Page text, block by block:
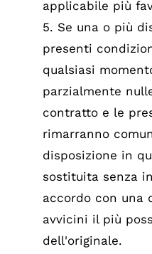
applicabile più
5. Se una o più
presenti
qualsiasi
parzialmente
contratto e le
rimarranno
disposizione in
sostituita senza
accordo con una
avvicini il più
dell'originale.